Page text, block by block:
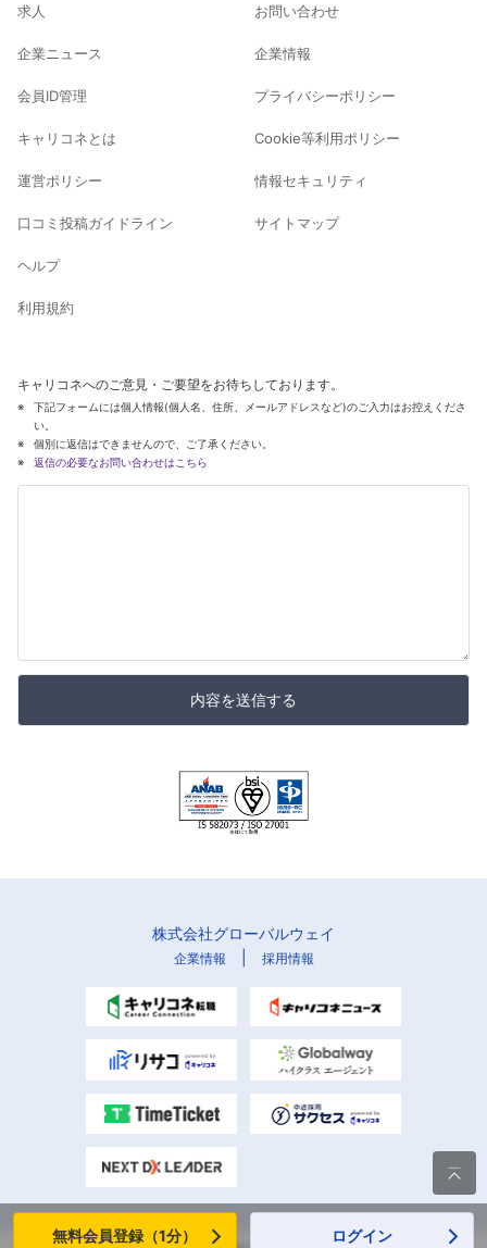
求人
企業ニュース
会員ID管理
キャリコネとは
運営ポリシー
口コミ投稿ガイドライン
ヘルプ
利用規約
お問い合わせ
企業情報
プライバシーポリシー
Cookie等利用ポリシー
情報セキュリティ
サイトマップ
キャリコネへのご意見・ご要望をお待ちしております。
下記フォームには個人情報(個人名、住所、メールアドレスなど)のご入力はお控えくださ
い。
個別に返信はできませんので、ご了承ください。
返信の必要なお問い合わせはこちら
内容を送信する
株式会社グローバルウェイ
企業情報 採用情報

無料会員登録（1分） ログイン